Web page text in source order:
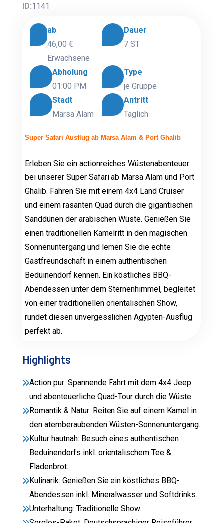
ID:1141
ab
46,00 €
Erwachsene
Dauer
7 ST
Abholung
01:00 PM
Type
je Gruppe
Stadt
Marsa Alam
Antritt
Täglich
Super Safari Ausflug ab Marsa Alam & Port Ghalib
Erleben Sie ein actionreiches Wüstenabenteuer
bei unserer Super Safari ab Marsa Alam und Port
Ghalib. Fahren Sie mit einem 4x4 Land Cruiser
und einem rasanten Quad durch die gigantischen
Sanddünen der arabischen Wüste. Genießen Sie
einen traditionellen Kamelritt in den magischen
Sonnenuntergang und lernen Sie die echte
Gastfreundschaft in einem authentischen
Beduinendorf kennen. Ein köstliches BBQ-
Abendessen unter dem Sternenhimmel, begleitet
von einer traditionellen orientalischen Show,
rundet diesen unvergesslichen Ägypten-Ausflug
perfekt ab.
Highlights
Action pur: Spannende Fahrt mit dem 4x4 Jeep
und abenteuerliche Quad-Tour durch die Wüste.
Romantik & Natur: Reiten Sie auf einem Kamel in
den atemberaubenden Wüsten-Sonnenuntergang.
Kultur hautnah: Besuch eines authentischen
Beduinendorfs inkl. orientalischem Tee &
Fladenbrot.
Kulinarik: Genießen Sie ein köstliches BBQ-
Abendessen inkl. Mineralwasser und Softdrinks.
Unterhaltung: Traditionelle Show.